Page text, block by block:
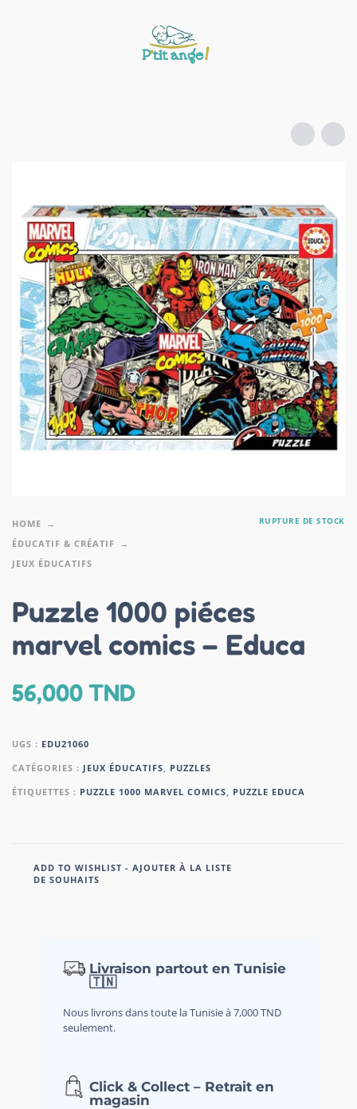
HOME
ÉDUCATIF & CRÉATIF
JEUX ÉDUCATIFS
RUPTURE DE STOCK
Puzzle 1000 piéces
marvel comics – Educa
56,000TND
UGS : EDU21060
CATÉGORIES : JEUX ÉDUCATIFS
PUZZLES
ÉTIQUETTES : PUZZLE 1000 MARVEL COMICS PUZZLE EDUCA
ADD TO WISHLIST - AJOUTER À LA LISTE
DE SOUHAITS
Livraison partout en Tunisie
🇹🇳
Nous livrons dans toute la Tunisie à 7,000 TND
seulement.
Click & Collect – Retrait en
magasin